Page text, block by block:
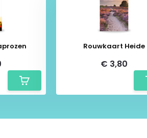
Rouwkaart Heide
€ 3,80